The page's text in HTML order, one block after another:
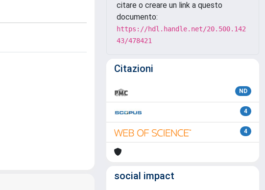
citare o creare un link a questo
documento:
https://hdl.handle.net/20.500.142
43/478421
Citazioni
ND
4
4
social impact